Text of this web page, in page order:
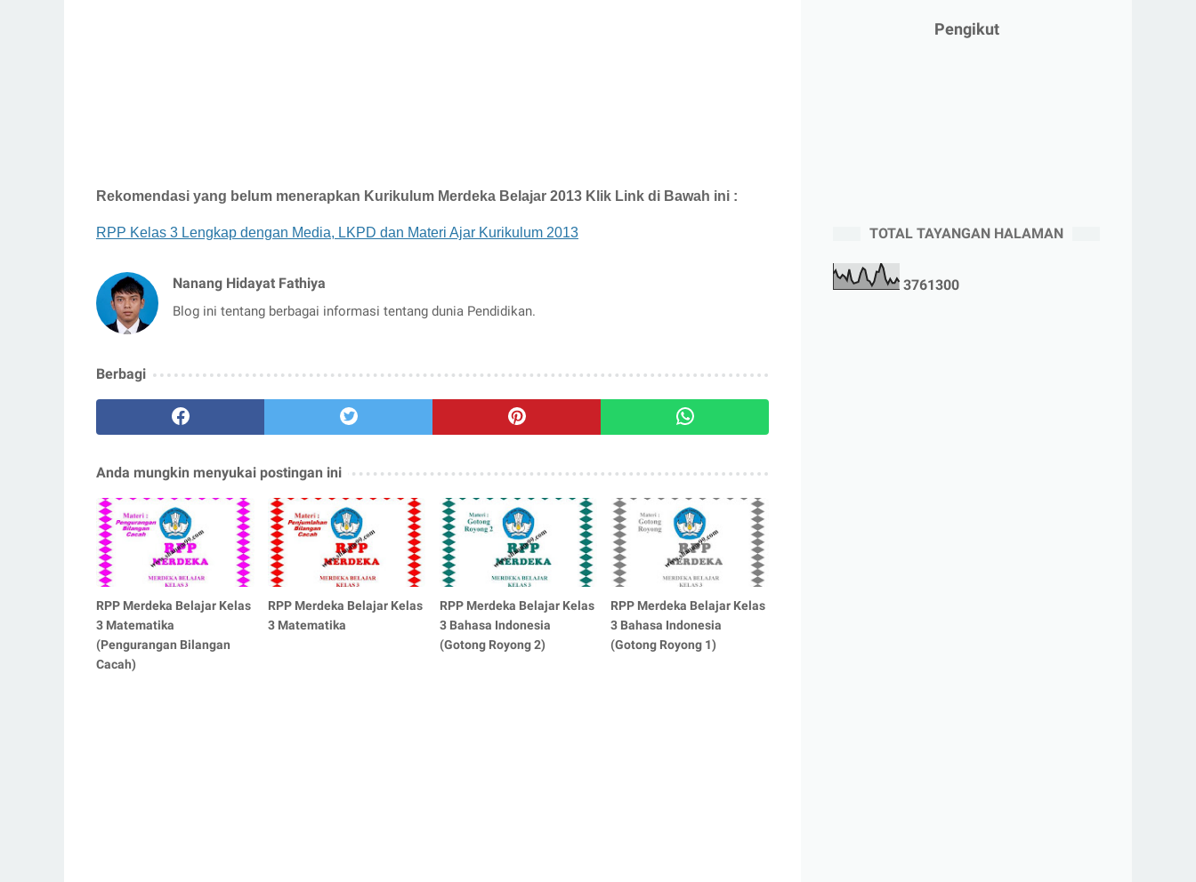
Rekomendasi yang belum menerapkan Kurikulum Merdeka Belajar 2013 Klik Link di Bawah ini :
RPP Kelas 3 Lengkap dengan Media, LKPD dan Materi Ajar Kurikulum 2013
Nanang Hidayat Fathiya
Blog ini tentang berbagai informasi tentang dunia Pendidikan.
Berbagi
Anda mungkin menyukai postingan ini
RPP Merdeka Belajar Kelas
3 Matematika
(Pengurangan Bilangan
Cacah)
RPP Merdeka Belajar Kelas
3 Matematika
RPP Merdeka Belajar Kelas
3 Bahasa Indonesia
(Gotong Royong 2)
RPP Merdeka Belajar Kelas
3 Bahasa Indonesia
(Gotong Royong 1)
Pengikut
TOTAL TAYANGAN HALAMAN
3761300